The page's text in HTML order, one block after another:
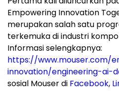
Empowering Innovation
merupakan salah satu
terkemuka di industri
Informasi selengkapnya:
https://www.mouser.com/
innovation/engineering-ai-
sosial Mouser di Facebook,